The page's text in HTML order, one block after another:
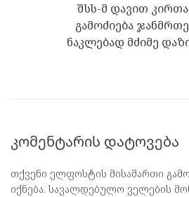
შსს-მ დავით
გამოძიება
ნაკლებად მძიმე
კომენტარის დატოვება
თქვენი ელფოსტის მისამართი
იქნება. სავალდებულო ველების